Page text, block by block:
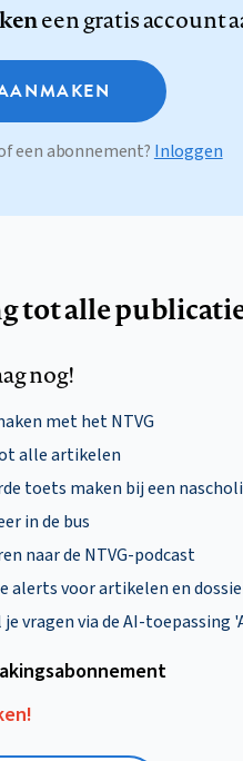
een gratis account
een abonnement? Inloggen
tot alle
nog!
met het NTVG
alle artikelen
toets maken bij een
in de bus
naar de NTVG-podcast
alerts voor artikelen en
vragen via de AI-toepassing